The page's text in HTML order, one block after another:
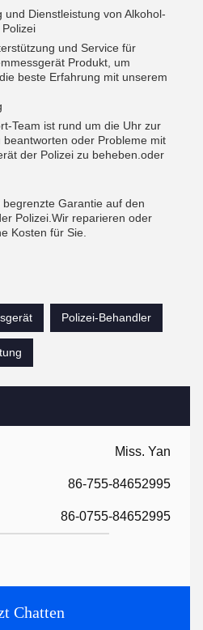
Miss. Yan
86-755-84652995
86-0755-84652995
Chatten
und Dienstleistung von Alkohol-
und Service für
Produkt, um
beste Erfahrung mit unserem
Team ist rund um die Uhr zur
oder Probleme mit
der Polizei zu beheben.oder
Garantie auf den
Polizei.Wir reparieren oder
Kosten für Sie.
Polizei-Behandler